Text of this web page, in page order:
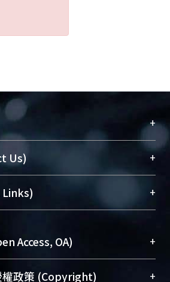
+
學之列，為永久珍藏及向國際
成果及學術能量，圖書館整合
與學術庫（AH）不同功能平
藏NTU scholars。期能整合研
合作、保存學術產出、推廣研究
and promote researcher
works, Library integrates the
Us) +
Library)
(Medical Library)
+
Access, OA) +
角度提升資訊取用性的社會運
權政策 (Copyright) +